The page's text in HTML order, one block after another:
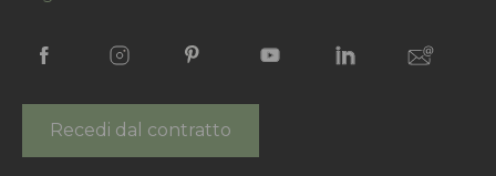
Recedi dal contratto